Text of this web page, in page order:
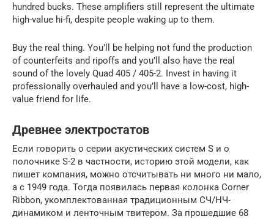
hundred bucks. These amplifiers still represent the ultimate
high-value hi-fi, despite people waking up to them.
Buy the real thing. You’ll be helping not fund the production
of counterfeits and ripoffs and you’ll also have the real
sound of the lovely Quad 405 / 405-2. Invest in having it
professionally overhauled and you’ll have a low-cost, high-
value friend for life.
Древнее электростатов
Если говорить о серии акустических систем S и о
полочнике S-2 в частности, историю этой модели, как
пишет компания, можно отсчитывать ни много ни мало,
а с 1949 года. Тогда появилась первая колонка Corner
Ribbon, укомплектованная традиционным СЧ/НЧ-
динамиком и ленточным твитером. За прошедшие 68